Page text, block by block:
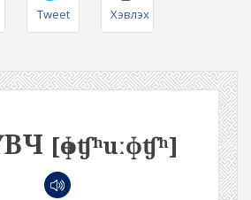
Tweet Хэвлэх
[өɸʧʰuːɸʧʰ]